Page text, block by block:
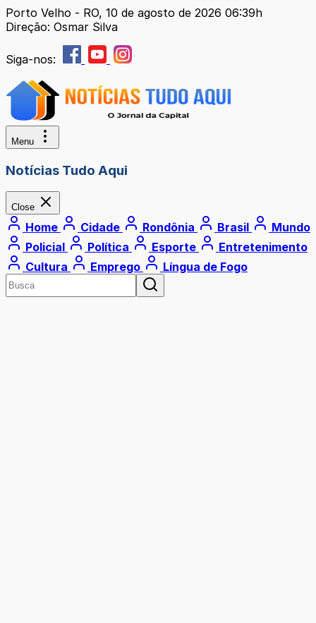
Porto Velho - RO, 10 de agosto de 2026 06:39h
Direção: Osmar Silva
Siga-nos:
Menu
Notícias Tudo Aqui
Close
Home Cidade Rondônia Brasil
Mundo
Policial
Política Esporte
Entretenimento
Cultura
Emprego Língua de Fogo